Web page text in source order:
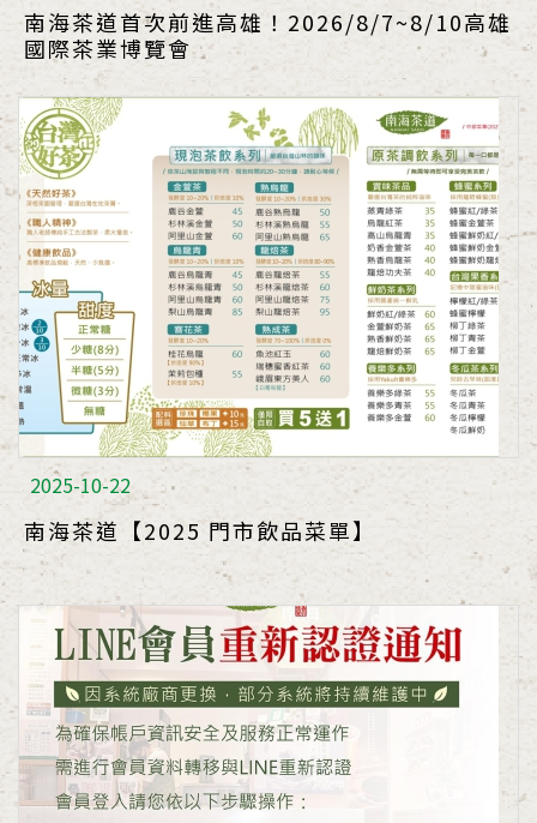
南海茶道首次前進高雄！2026/8/7~8/10高雄
國際茶業博覽會
2025-10-22
南海茶道【2025 門市飲品菜單】